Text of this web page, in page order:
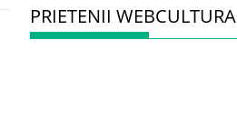
PRIETENII WEBCULTURA